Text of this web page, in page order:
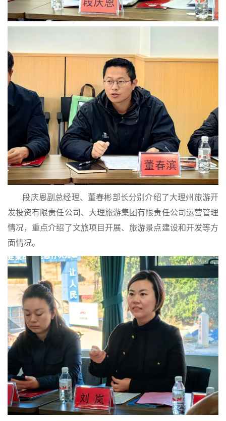
段庆恩副总经理、董春彬部长分别介绍了大理州旅游开
发投资有限责任公司、大理旅游集团有限责任公司运营管理
情况，重点介绍了文旅项目开展、旅游景点建设和开发等方
面情况。